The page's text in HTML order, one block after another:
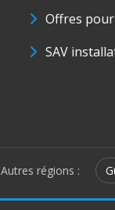
Offres
SAV
Autres régions :